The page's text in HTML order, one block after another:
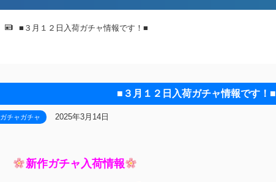
■３月１２日入荷ガチャ情報です！■
■３月１２日入荷ガチャ情報です！■
ガチャガチャ 2025年3月14日
新作ガチャ入荷情報